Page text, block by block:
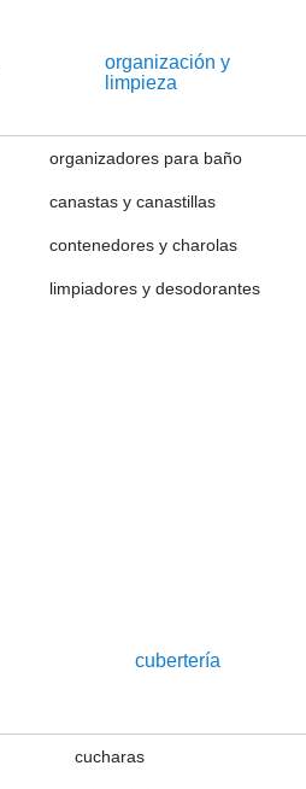
organización y
limpieza
organizadores para baño
canastas y canastillas
contenedores y charolas
limpiadores y desodorantes
cubertería
cucharas